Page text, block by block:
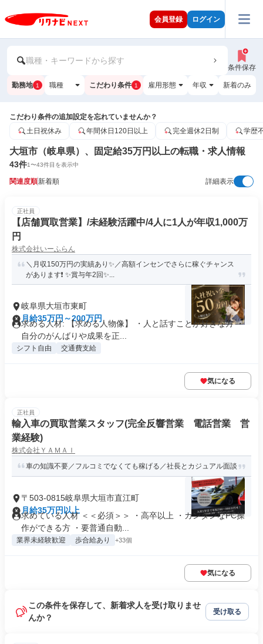
会員登録 ログイン
職種・キーワードから探す
条件保存
勤務地 1 職種 こだわり条件 1 雇用形態 年収 新着のみ
こだわり条件の追加設定を忘れていませんか？
土日祝休み
年間休日120日以上 完全週休2日制 学歴
大垣市（岐阜県）、固定給35万円以上の転職・求人情報
43件1〜43件目を表示中
関連度順新着順 詳細表示
正社員
【店舗買取営業】/未経験活躍中/4人に1人が年収1,000万
円
株式会社いーふらん
＼月収150万円の実績あり✨／高額インセンでさらに稼ぐチャンス
があります❗ ✨賞与年2回✨...
岐阜県大垣市東町
月給35万円～200万円
求める人材: 【求める人物像】 ・人と話すことが好きな方 ・
自分のがんばりや成果を正...
シフト自由 交通費支給
気になる
正社員
輸入車の買取営業スタッフ(完全反響営業 電話営業 営
業経験)
株式会社ＹＡＭＡＩ
車の知識不要／フルコミでなくても稼げる／社長とカジュアル面談
〒503-0815岐阜県大垣市直江町
月給35万円以上
求めている人材 ＜＜必須＞＞ ・高卒以上 ・カンタンなPC操
作ができる方 ・要普通自動...
業界未経験歓迎 歩合給あり +33個
気になる
この条件を保存して、新着求人を受け取りませ
んか？
受け取る